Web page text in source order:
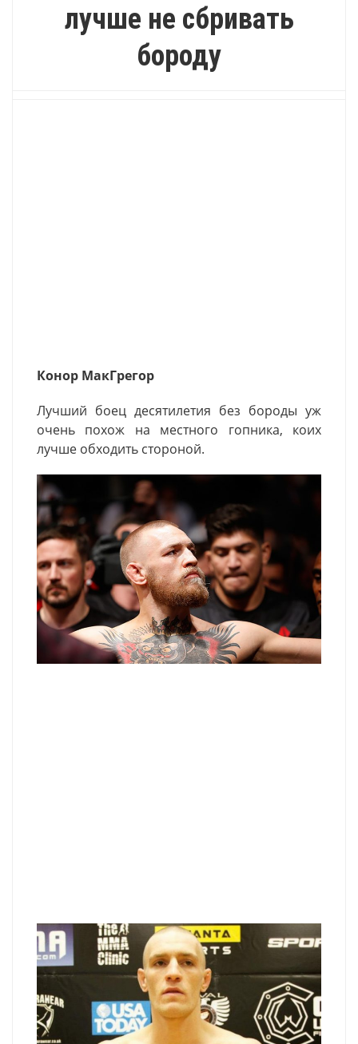
лучше не сбривать
бороду
Конор МакГрегор
Лучший боец десятилетия без бороды уж
очень похож на местного гопника, коих
лучше обходить стороной.